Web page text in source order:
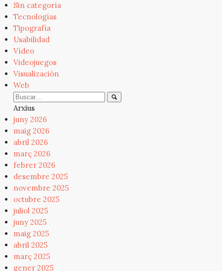
Sin categoría
Tecnologías
Tipografía
Usabilidad
Vídeo
Videojuegos
Visualización
Web
Arxius
juny 2026
maig 2026
abril 2026
març 2026
febrer 2026
desembre 2025
novembre 2025
octubre 2025
juliol 2025
juny 2025
maig 2025
abril 2025
març 2025
gener 2025